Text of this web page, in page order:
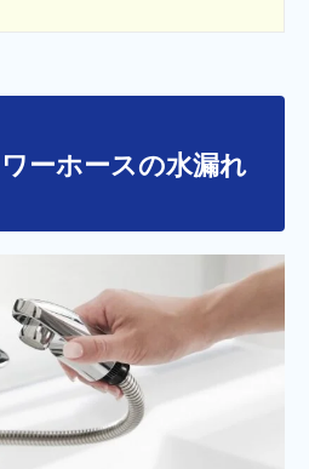
ーホースの水漏れ